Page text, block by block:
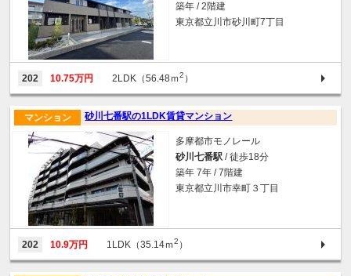
築年 / 2階建
東京都立川市砂川町7丁目
202 10.75万円 2LDK（56.48ｍ2 ）
砂川七番駅の1LDK賃貸マンション
マンション
多摩都市モノレール
砂川七番駅 / 徒歩18分
築年 7年 / 7階建
東京都立川市幸町３丁目
202 10.9万円 1LDK（35.14ｍ2 ）